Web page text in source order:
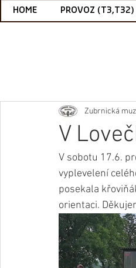
HOME PROVOZ (T3,T32)
V
Zubrnická
V sobotu 17.6.
vyplevelení
posekala
orientaci.